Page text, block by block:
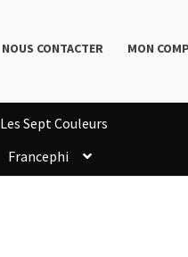
NOUS CONTACTER MON
Les Sept Couleurs
Francephi